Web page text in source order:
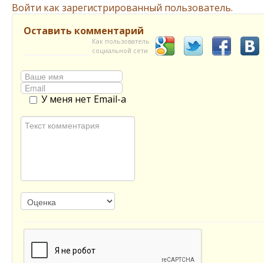
Войти как зарегистрированный пользователь.
Оставить комментарий
Как пользователь
социальной сети
У меня нет Email-а